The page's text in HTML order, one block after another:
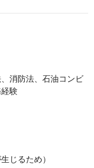
消防法、石油コンビ
験
じるため）